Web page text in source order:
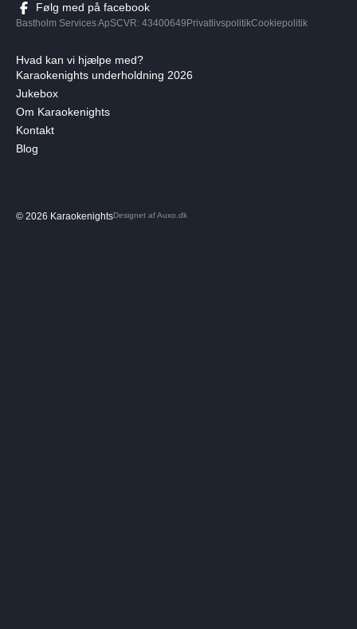
Følg med på facebook
Bastholm Services ApSCVR: 43400649 PrivatlivspolitikCookiepolitik
Hvad kan vi hjælpe med?
Karaokenights underholdning 2026
Jukebox
Om Karaokenights
Kontakt
Blog
© 2026 KaraokenightsDesignet af Auxo.dk